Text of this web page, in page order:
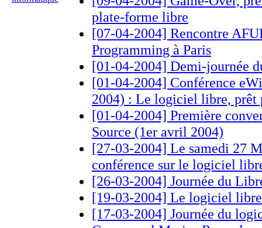
plate-forme libre
[07-04-2004] Rencontre
Programming à Paris
[01-04-2004] Demi-journée
[01-04-2004] Conférence
2004) : Le logiciel libre, prêt
[01-04-2004] Première
Source (1er avril 2004)
[27-03-2004] Le samedi 27
conférence sur le logiciel
[26-03-2004] Journée du
[19-03-2004] Le logiciel
[17-03-2004] Journée du